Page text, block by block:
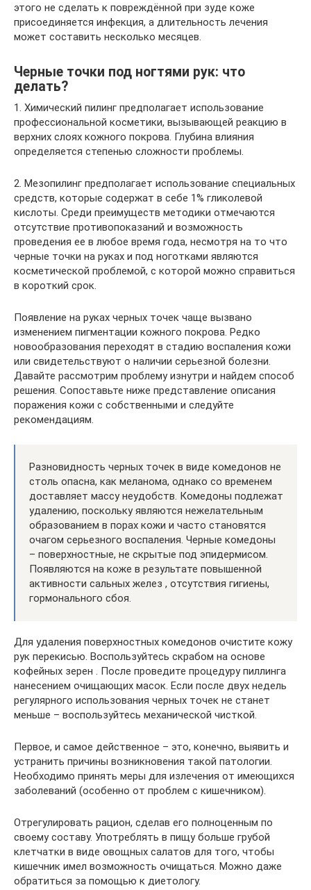
этого не сделать к повреждённой при зуде коже
присоединяется инфекция, а длительность лечения
может составить несколько месяцев.
Черные точки под ногтями рук: что
делать?
1. Химический пилинг предполагает использование
профессиональной косметики, вызывающей реакцию в
верхних слоях кожного покрова. Глубина влияния
определяется степенью сложности проблемы.
2. Мезопилинг предполагает использование специальных
средств, которые содержат в себе 1% гликолевой
кислоты. Среди преимуществ методики отмечаются
отсутствие противопоказаний и возможность
проведения ее в любое время года, несмотря на то что
черные точки на руках и под ноготками являются
косметической проблемой, с которой можно справиться
в короткий срок.
Появление на руках черных точек чаще вызвано
изменением пигментации кожного покрова. Редко
новообразования переходят в стадию воспаления кожи
или свидетельствуют о наличии серьезной болезни.
Давайте рассмотрим проблему изнутри и найдем способ
решения. Сопоставьте ниже представление описания
поражения кожи с собственными и следуйте
рекомендациям.
Разновидность черных точек в виде комедонов не
столь опасна, как меланома, однако со временем
доставляет массу неудобств. Комедоны подлежат
удалению, поскольку являются нежелательным
образованием в порах кожи и часто становятся
очагом серьезного воспаления. Черные комедоны
– поверхностные, не скрытые под эпидермисом.
Появляются на коже в результате повышенной
активности сальных желез , отсутствия гигиены,
гормонального сбоя.
Для удаления поверхностных комедонов очистите кожу
рук перекисью. Воспользуйтесь скрабом на основе
кофейных зерен . После проведите процедуру пиллинга
нанесением очищающих масок. Если после двух недель
регулярного использования черных точек не станет
меньше – воспользуйтесь механической чисткой.
Первое, и самое действенное – это, конечно, выявить и
устранить причины возникновения такой патологии.
Необходимо принять меры для излечения от имеющихся
заболеваний (особенно от проблем с кишечником).
Отрегулировать рацион, сделав его полноценным по
своему составу. Употреблять в пищу больше грубой
клетчатки в виде овощных салатов для того, чтобы
кишечник имел возможность очищаться. Можно даже
обратиться за помощью к диетологу.